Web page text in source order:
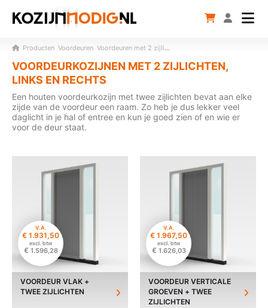
Producten Voordeuren Voordeuren met 2 zijlichten
VOORDEURKOZIJNEN MET 2 ZIJLICHTEN,
LINKS EN RECHTS
Een houten voordeurkozijn met twee zijlichten bevat aan elke
zijde van de voordeur een raam. Zo heb je dus lekker veel
daglicht in je hal of entree en kun je goed zien of en wie er
voor de deur staat.
V.A.
€ 1.931,50
excl. btw
€1.596,28
VOORDEUR VLAK +
TWEE ZIJLICHTEN
V.A.
€ 1.967,50
excl. btw
€1.626,03
VOORDEUR VERTICALE
GROEVEN + TWEE
ZIJLICHTEN